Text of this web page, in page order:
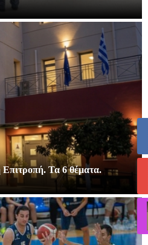
Επιτροπή. Τα 6 θέματα.